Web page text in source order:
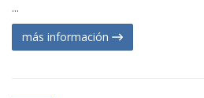
...
más información